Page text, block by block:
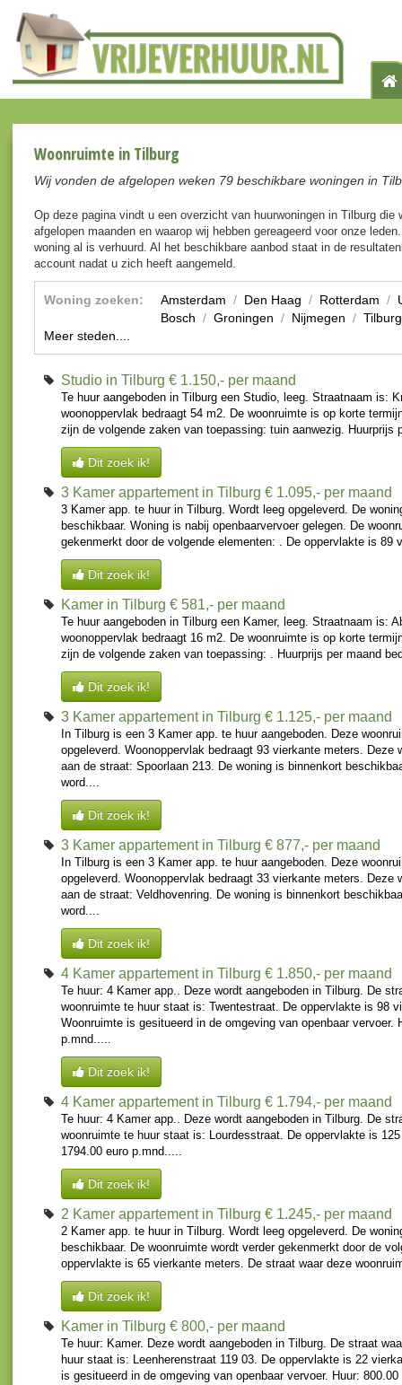
Woonruimte in Tilburg
Wij vonden de afgelopen weken 79 beschikbare woningen in
Op deze pagina vindt u een overzicht van huurwoningen in Tilburg die
afgelopen maanden en waarop wij hebben gereageerd voor onze
woning al is verhuurd. Al het beschikbare aanbod staat in de
account nadat u zich heeft aangemeld.
Woning zoeken: Amsterdam / Den Haag / Rotterdam /
Bosch / Groningen / Nijmegen / Tilburg
Meer steden....
Studio in Tilburg € 1.150,- per maand
Te huur aangeboden in Tilburg een Studio, leeg. Straatnaam is:
woonoppervlak bedraagt 54 m2. De woonruimte is op korte
zijn de volgende zaken van toepassing: tuin aanwezig. Huurprijs
Dit zoek ik!
3 Kamer appartement in Tilburg € 1.095,- per maand
3 Kamer app. te huur in Tilburg. Wordt leeg opgeleverd. De
beschikbaar. Woning is nabij openbaarvervoer gelegen. De
gekenmerkt door de volgende elementen: . De oppervlakte is 89
Dit zoek ik!
Kamer in Tilburg € 581,- per maand
Te huur aangeboden in Tilburg een Kamer, leeg. Straatnaam is:
woonoppervlak bedraagt 16 m2. De woonruimte is op korte
zijn de volgende zaken van toepassing: . Huurprijs per maand
Dit zoek ik!
3 Kamer appartement in Tilburg € 1.125,- per maand
In Tilburg is een 3 Kamer app. te huur aangeboden. Deze
opgeleverd. Woonoppervlak bedraagt 93 vierkante meters. Deze
aan de straat: Spoorlaan 213. De woning is binnenkort
word....
Dit zoek ik!
3 Kamer appartement in Tilburg € 877,- per maand
In Tilburg is een 3 Kamer app. te huur aangeboden. Deze
opgeleverd. Woonoppervlak bedraagt 33 vierkante meters. Deze
aan de straat: Veldhovenring. De woning is binnenkort
word....
Dit zoek ik!
4 Kamer appartement in Tilburg € 1.850,- per maand
Te huur: 4 Kamer app.. Deze wordt aangeboden in Tilburg. De
woonruimte te huur staat is: Twentestraat. De oppervlakte is 98
Woonruimte is gesitueerd in de omgeving van openbaar vervoer.
p.mnd.....
Dit zoek ik!
4 Kamer appartement in Tilburg € 1.794,- per maand
Te huur: 4 Kamer app.. Deze wordt aangeboden in Tilburg. De
woonruimte te huur staat is: Lourdesstraat. De oppervlakte is
1794.00 euro p.mnd.....
Dit zoek ik!
2 Kamer appartement in Tilburg € 1.245,- per maand
2 Kamer app. te huur in Tilburg. Wordt leeg opgeleverd. De
beschikbaar. De woonruimte wordt verder gekenmerkt door de
oppervlakte is 65 vierkante meters. De straat waar deze
Dit zoek ik!
Kamer in Tilburg € 800,- per maand
Te huur: Kamer. Deze wordt aangeboden in Tilburg. De straat
huur staat is: Leenherenstraat 119 03. De oppervlakte is 22
is gesitueerd in de omgeving van openbaar vervoer. Huur: